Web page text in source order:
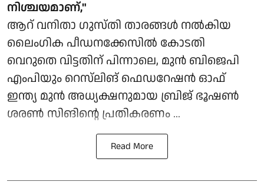
നിശ്ചയമാണ്,"
ആറ് വനിതാ ഗുസ്തി താരങ്ങൾ നൽകിയ
ലൈംഗിക പീഡനക്കേസിൽ കോടതി
വെറുതെ വിട്ടതിന് പിന്നാലെ, മുൻ ബിജെപി
എംപിയും റെസ്‌ലിങ് ഫെഡറേഷൻ ഓഫ്
ഇന്ത്യ മുൻ അധ്യക്ഷനുമായ ബ്രിജ് ഭൂഷൺ
ശരൺ സിങിന്റെ പ്രതികരണം ...
Read More